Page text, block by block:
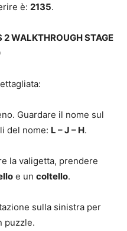
è: 2135.
WALKTHROUGH STAGE
Guardare il nome sul
del nome: L – J – H.
la valigetta, prendere
e un coltello.
sulla sinistra per
puzzle.